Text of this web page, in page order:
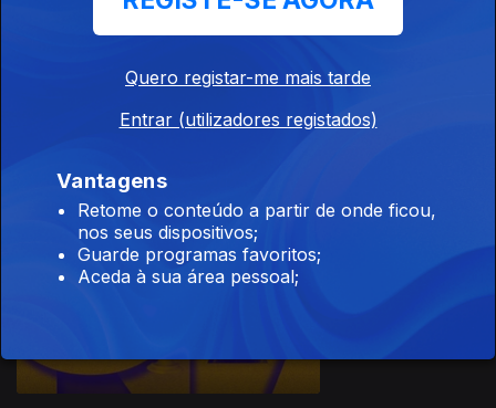
R/C de prédios
Quero registar-me mais tarde
Entrar (utilizadores registados)
Vantagens
Retome o conteúdo a partir de onde ficou,
nos seus dispositivos;
Guarde programas favoritos;
Aceda à sua área pessoal;